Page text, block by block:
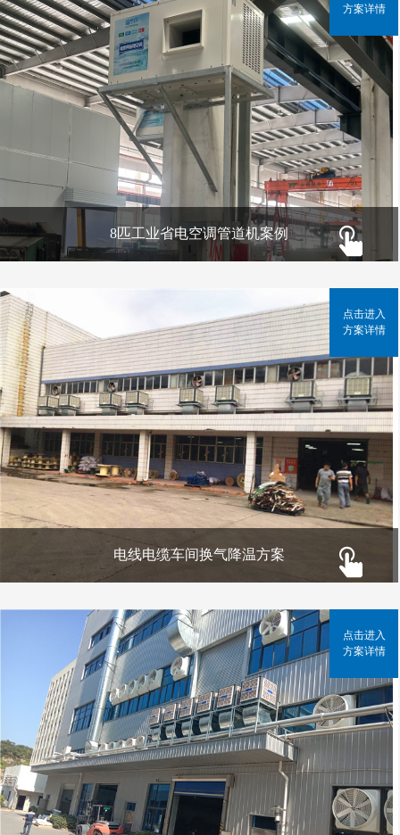
8匹工业省电空调管道机案例
方案详情
电线电缆车间换气降温方案
点击进入
方案详情
点击进入
方案详情